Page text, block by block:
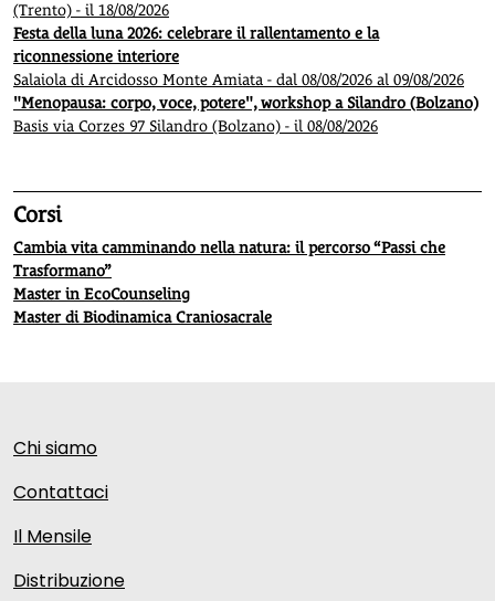
(Trento) - il 18/08/2026
Festa della luna 2026: celebrare il rallentamento e la
riconnessione interiore
Salaiola di Arcidosso Monte Amiata - dal 08/08/2026 al 09/08/2026
"Menopausa: corpo, voce, potere", workshop a Silandro (Bolzano)
Basis via Corzes 97 Silandro (Bolzano) - il 08/08/2026
Corsi
Cambia vita camminando nella natura: il percorso “Passi che
Trasformano”
Master in EcoCounseling
Master di Biodinamica Craniosacrale
Chi siamo
Contattaci
Il Mensile
Distribuzione